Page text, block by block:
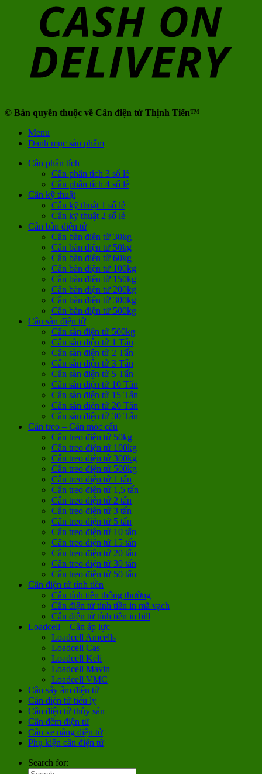
© Bản quyền thuộc về Cân điện tử Thịnh Tiến™
Menu
Danh mục sản phẩm
Cân phân tích
Cân phân tích 3 số lẻ
Cân phân tích 4 số lẻ
Cân kỹ thuật
Cân kỹ thuật 1 số lẻ
Cân kỹ thuật 2 số lẻ
Cân bàn điện tử
Cân bàn điện tử 30kg
Cân bàn điện tử 50kg
Cân bàn điện tử 60kg
Cân bàn điện tử 100kg
Cân bàn điện tử 150kg
Cân bàn điện tử 200kg
Cân bàn điện tử 300kg
Cân bàn điện tử 500kg
Cân sàn điện tử
Cân sàn điện tử 500kg
Cân sàn điện tử 1 Tấn
Cân sàn điện tử 2 Tấn
Cân sàn điện tử 3 Tấn
Cân sàn điện tử 5 Tấn
Cân sàn điện tử 10 Tấn
Cân sàn điện tử 15 Tấn
Cân sàn điện tử 20 Tấn
Cân sàn điện tử 30 Tấn
Cân treo – Cân móc cẩu
Cân treo điện tử 50kg
Cân treo điện tử 100kg
Cân treo điện tử 300kg
Cân treo điện tử 500kg
Cân treo điện tử 1 tấn
Cân treo điện tử 1,5 tấn
Cân treo điện tử 2 tấn
Cân treo điện tử 3 tấn
Cân treo điện tử 5 tấn
Cân treo điện tử 10 tấn
Cân treo điện tử 15 tấn
Cân treo điện tử 20 tấn
Cân treo điện tử 30 tấn
Cân treo điện tử 50 tấn
Cân điện tử tính tiền
Cân tính tiền thông thường
Cân điện tử tính tiền in mã vạch
Cân điện tử tính tiền in bill
Loadcell – Cân áp lực
Loadcell Amcells
Loadcell Cas
Loadcell Keli
Loadcell Mavin
Loadcell VMC
Cân sấy ẩm điện tử
Cân điện tử tiểu ly
Cân điện tử thủy sản
Cân đếm điện tử
Cân xe nâng điện tử
Phụ kiện cân điện tử
Search for: